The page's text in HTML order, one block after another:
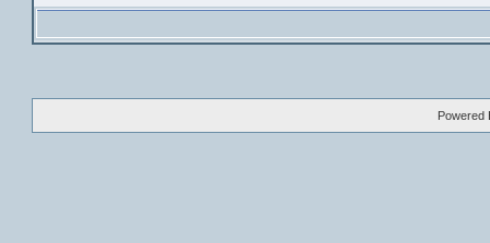
Powered